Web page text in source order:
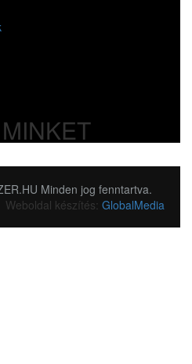
Minden jog fenntartva.
Weboldal készítés: GlobalMedia